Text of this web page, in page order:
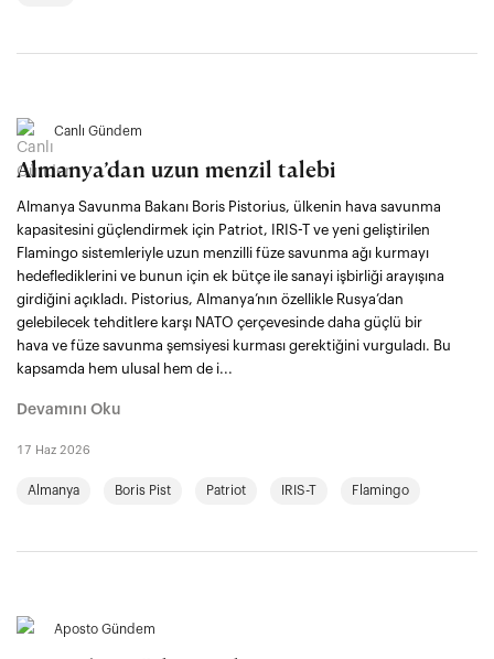
Canlı Gündem
Almanya’dan uzun menzil talebi
Almanya Savunma Bakanı Boris Pistorius, ülkenin hava savunma
kapasitesini güçlendirmek için Patriot, IRIS-T ve yeni geliştirilen
Flamingo sistemleriyle uzun menzilli füze savunma ağı kurmayı
hedeflediklerini ve bunun için ek bütçe ile sanayi işbirliği arayışına
girdiğini açıkladı. Pistorius, Almanya’nın özellikle Rusya’dan
gelebilecek tehditlere karşı NATO çerçevesinde daha güçlü bir
hava ve füze savunma şemsiyesi kurması gerektiğini vurguladı. Bu
kapsamda hem ulusal hem de i...
Devamını Oku
17 Haz 2026
Almanya Boris Pist Patriot IRIS-T Flamingo
Aposto Gündem